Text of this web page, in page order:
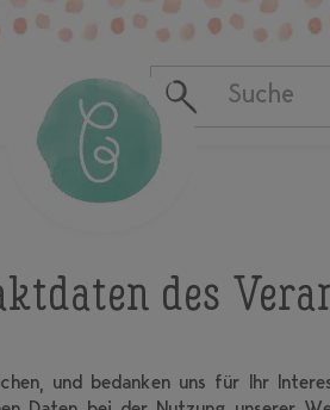
des
und bedanken uns für Ihr